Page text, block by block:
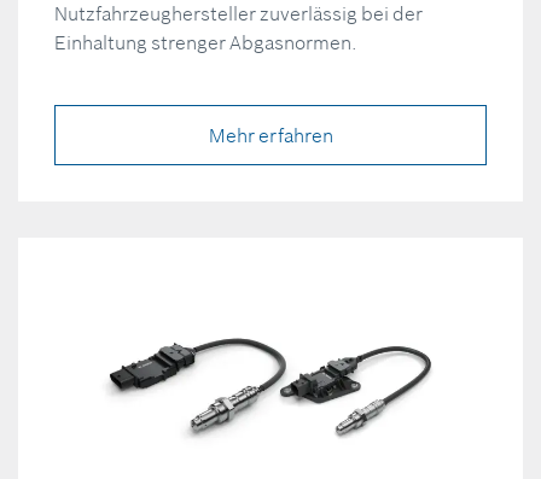
Nutzfahrzeughersteller zuverlässig bei der
Einhaltung strenger Abgasnormen.
Mehr erfahren